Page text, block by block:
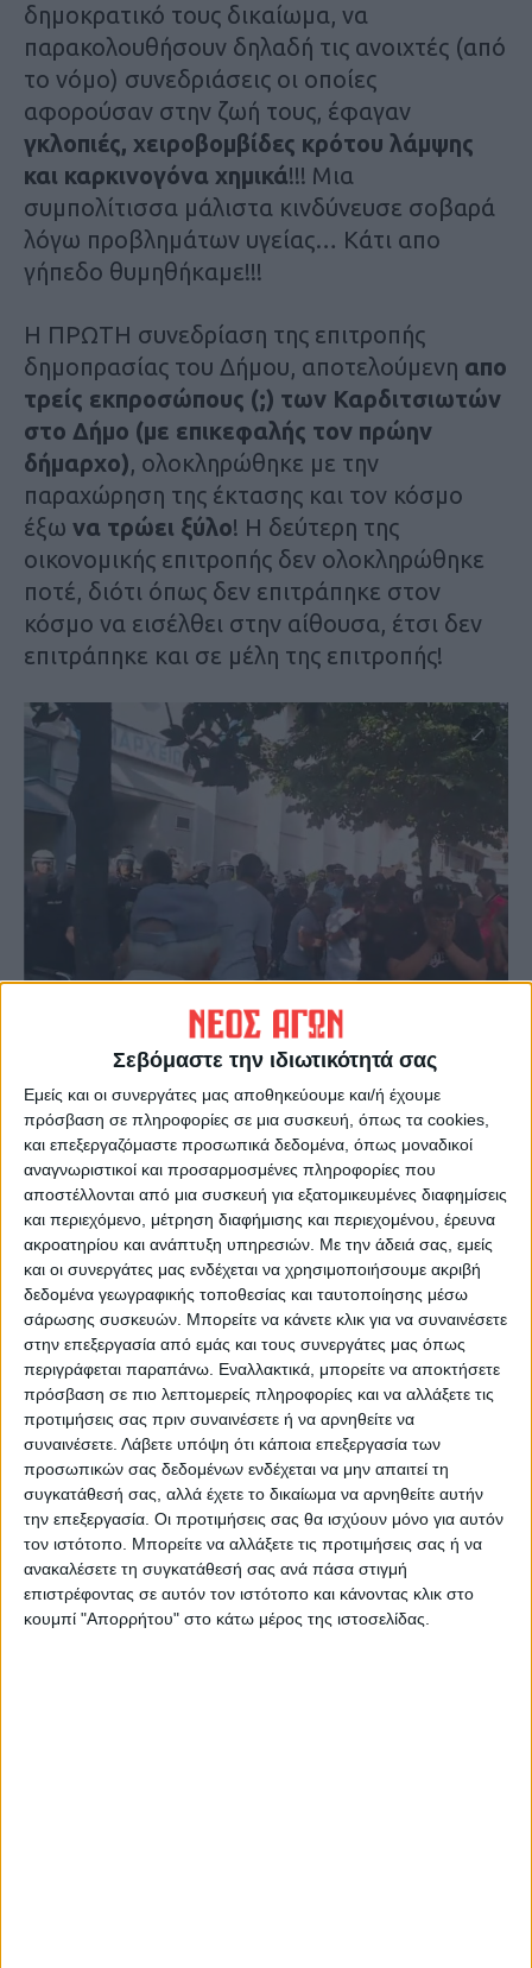
Σεβόμαστε την ιδιωτικότητά σας
Εμείς και οι συνεργάτες μας αποθηκεύουμε και/ή έχουμε
πρόσβαση σε πληροφορίες σε μια συσκευή, όπως τα cookies,
και επεξεργαζόμαστε προσωπικά δεδομένα, όπως μοναδικοί
αναγνωριστικοί και προσαρμοσμένες πληροφορίες που
αποστέλλονται από μια συσκευή για εξατομικευμένες διαφημίσεις
και περιεχόμενο, μέτρηση διαφήμισης και περιεχομένου, έρευνα
ακροατηρίου και ανάπτυξη υπηρεσιών. Με την άδειά σας, εμείς
και οι συνεργάτες μας ενδέχεται να χρησιμοποιήσουμε ακριβή
δεδομένα γεωγραφικής τοποθεσίας και ταυτοποίησης μέσω
σάρωσης συσκευών. Μπορείτε να κάνετε κλικ για να συναινέσετε
στην επεξεργασία από εμάς και τους συνεργάτες μας όπως
περιγράφεται παραπάνω. Εναλλακτικά, μπορείτε να αποκτήσετε
πρόσβαση σε πιο λεπτομερείς πληροφορίες και να αλλάξετε τις
προτιμήσεις σας πριν συναινέσετε ή να αρνηθείτε να
συναινέσετε. Λάβετε υπόψη ότι κάποια επεξεργασία των
προσωπικών σας δεδομένων ενδέχεται να μην απαιτεί τη
συγκατάθεσή σας, αλλά έχετε το δικαίωμα να αρνηθείτε αυτήν
την επεξεργασία. Οι προτιμήσεις σας θα ισχύουν μόνο για αυτόν
τον ιστότοπο. Μπορείτε να αλλάξετε τις προτιμήσεις σας ή να
ανακαλέσετε τη συγκατάθεσή σας ανά πάσα στιγμή
επιστρέφοντας σε αυτόν τον ιστότοπο και κάνοντας κλικ στο
κουμπί "Απορρήτου" στο κάτω μέρος της ιστοσελίδας.
δημοκρατικό τους δικαίωμα, να
παρακολουθήσουν δηλαδή τις ανοιχτές (από
το νόμο) συνεδριάσεις οι οποίες
αφορούσαν στην ζωή τους, έφαγαν
γκλοπιές, χειροβομβίδες κρότου λάμψης
και καρκινογόνα χημικά!!! Μια
συμπολίτισσα μάλιστα κινδύνευσε σοβαρά
λόγω προβλημάτων υγείας… Κάτι απο
γήπεδο θυμηθήκαμε!!!
Η ΠΡΩΤΗ συνεδρίαση της επιτροπής
δημοπρασίας του Δήμου, αποτελούμενη απο
τρείς εκπροσώπους (;) των Καρδιτσιωτών
στο Δήμο (με επικεφαλής τον πρώην
δήμαρχο), ολοκληρώθηκε με την
παραχώρηση της έκτασης και τον κόσμο
έξω να τρώει ξύλο! Η δεύτερη της
οικονομικής επιτροπής δεν ολοκληρώθηκε
ποτέ, διότι όπως δεν επιτράπηκε στον
κόσμο να εισέλθει στην αίθουσα, έτσι δεν
επιτράπηκε και σε μέλη της επιτροπής!
ΤΗΝ περασμένη εβδομάδα τέσσερις
συμπολίτες δέχθηκαν κλήση από την
αστυνομία για παροχή εξηγήσεων και με
ενδεχόμενο να σχηματιστεί εις βάρος τους
δικογραφία! Το έγραφο της αστυνομίας να
τιτλοφορείται με τη φράση:“εν ονόματι
του νόμου”!!!
ΚΙ ΕΡΧΟΜΑΣΤΕ λοιπόν τώρα να ρωτήσουμε:
Ποιοι παραβίασαν το νόμο και τους
κανονισμούς τότε; Ποιοι αυθαίρετα όχι
μόνο απαγόρευσαν την είσοδο πολιτών στις
ανοιχτές διαδικασίες του Δήμου τους, αλλά
τους ξυλοφόρτωσαν κιόλας από πάνω;
Ποιος έδωσε εντολή και είχε την ευθύνη να
“ζώσουν” ολόκληρα τετράγωνα της πόλης
αστυνομικές δυνάμεις και να ρίξουν χημικά